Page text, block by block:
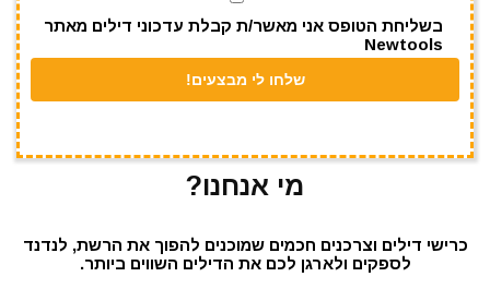
בשליחת הטופס אני מאשר/ת קבלת עדכוני דילים מאתר
Newtools
מי אנחנו?
כרישי דילים וצרכנים חכמים שמוכנים להפוך את הרשת, לנדנד
לספקים ולארגן לכם את הדילים השווים ביותר.